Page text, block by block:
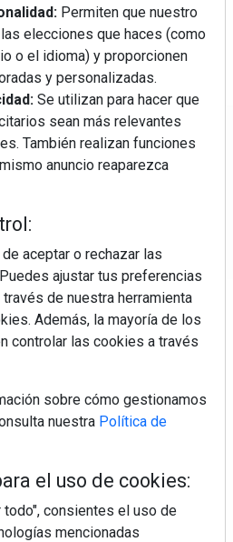
a contenidos
informáticas, electrónica de
análisis distribución, noticias
línea blanca, línea marrón,
datos de mercado.
Permiten que nuestro
elecciones que haces (como
o el idioma) y proporcionen
y personalizadas.
Se utilizan para hacer que
sean más relevantes
También realizan funciones
anuncio reaparezca
aceptar o rechazar las
ajustar tus preferencias
de nuestra herramienta
Además, la mayoría de los
controlar las cookies a través
sobre cómo gestionamos
nuestra Política de
el uso de cookies:
todo", consientes el uso de
mencionadas